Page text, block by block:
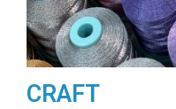
CRAFT